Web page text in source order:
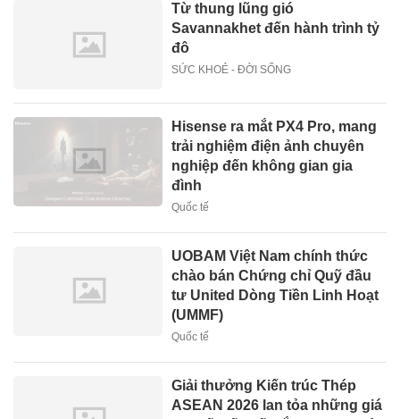
Từ thung lũng gió
Savannakhet đến hành trình tỷ
đô
SỨC KHOẺ - ĐỜI SỐNG
Hisense ra mắt PX4 Pro, mang
trải nghiệm điện ảnh chuyên
nghiệp đến không gian gia
đình
Quốc tế
UOBAM Việt Nam chính thức
chào bán Chứng chỉ Quỹ đầu
tư United Dòng Tiền Linh Hoạt
(UMMF)
Quốc tế
Giải thưởng Kiến trúc Thép
ASEAN 2026 lan tỏa những giá